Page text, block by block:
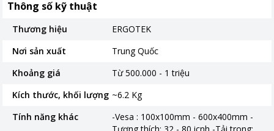
Thông số kỹ thuật
Thương hiệu
ERGOTEK
Nơi sản xuất
Trung Quốc
Khoảng giá
Từ 500.000 - 1 triệu
Kích thước, khối lượng ~6.2 Kg
Tính năng khác
-Vesa : 100x100mm - 600x400mm -